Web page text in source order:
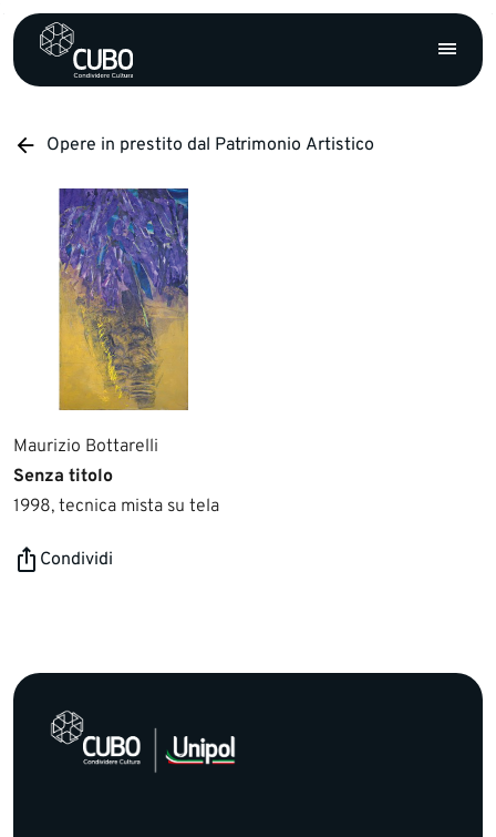
Opere in prestito dal Patrimonio Artistico
Maurizio Bottarelli
Senza titolo
1998, tecnica mista su tela
Condividi